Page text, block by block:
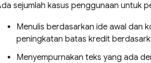
sejumlah kasus penggunaan untuk
Menulis berdasarkan ide awal dan
peningkatan batas kredit
Menyempurnakan teks yang ada